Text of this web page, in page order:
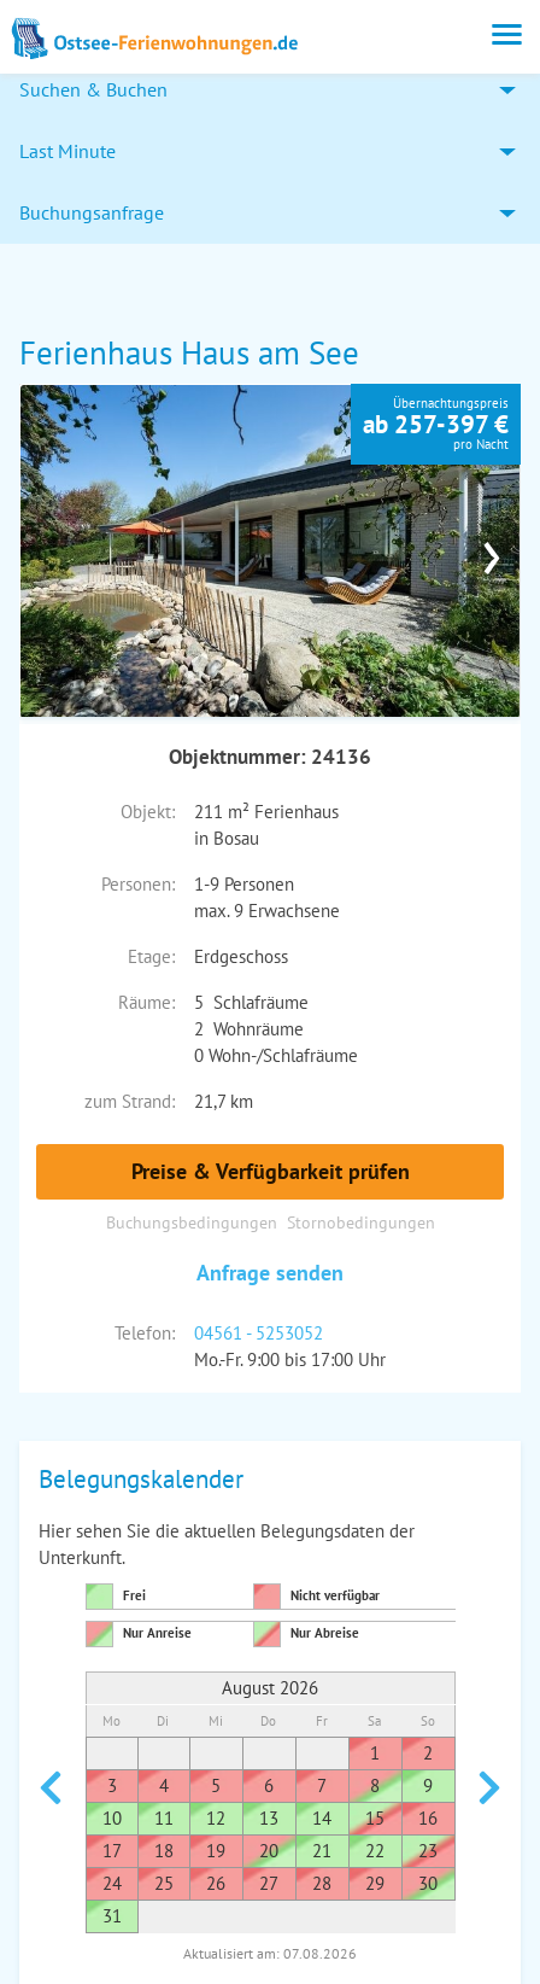
Suchen & Buchen
Last Minute
Buchungsanfrage
Ferienhaus Haus am See
›
Übernachtungspreis
ab 257-397 €
pro Nacht
Objektnummer: 24136
Objekt:
211 m² Ferienhaus
in Bosau
Personen:
1-9 Personen
max. 9 Erwachsene
Etage:
Erdgeschoss
Räume:
5 Schlafräume
2 Wohnräume
0 Wohn-/Schlafräume
zum Strand:
21,7 km
Preise & Verfügbarkeit prüfen
Buchungsbedingungen Stornobedingungen
Anfrage senden
Telefon:
04561 - 5253052
Mo.-Fr. 9:00 bis 17:00 Uhr
Belegungskalender
Hier sehen Sie die aktuellen Belegungsdaten der
Unterkunft.
Frei Nicht verfügbar
Nur Anreise Nur Abreise
August 2026
Mo Di Mi Do Fr Sa So
1
2
3
4 5 6 7 8
9
10
11 12 13 14 15
16
17
18 19 20 21 22
23
24
25 26 27 28 29
30
31
7
Aktualisiert am: 07.08.2026